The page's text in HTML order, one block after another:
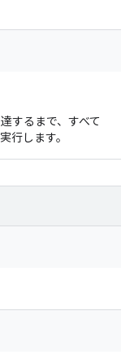
するまで、すべて
行します。